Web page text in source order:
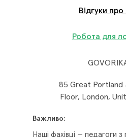
Робота для
85 Great
Floor, London,
Відгуки
Важливо:
Наші фахівці — педагоги